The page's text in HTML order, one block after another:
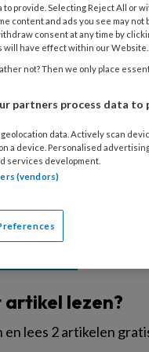
de rechten
kinderporno en
Terre des
presenteert
Naties.
lezen?
lees 2 artikelen
to provide. Selecting Reject All or
content and ads you see may
consent at any time by
will have effect within our
not? Then we only place
partners process data to
data. Actively scan
a device. Personalised
services development.
(vendors)